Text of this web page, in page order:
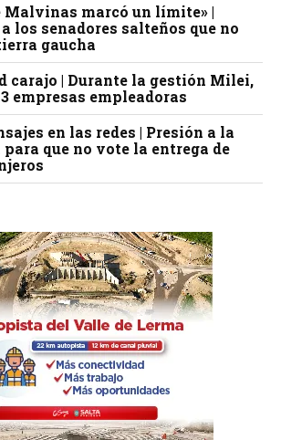
Malvinas marcó un límite» |
los senadores salteños que no
gaucha
carajo | Durante la gestión Milei,
empresas empleadoras
en las redes | Presión a la
que no vote la entrega de